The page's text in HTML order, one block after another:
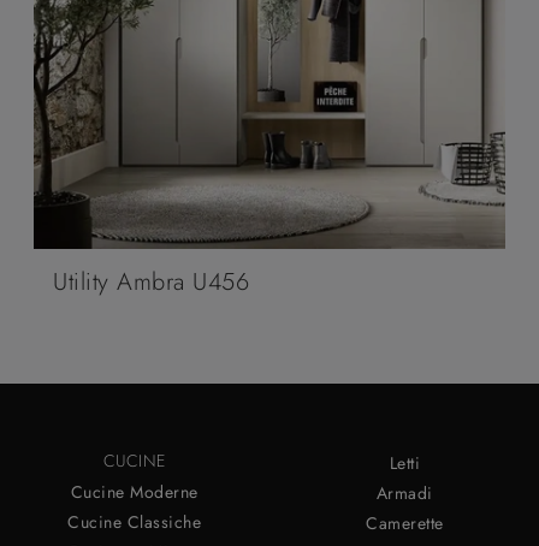
Utility Ambra U456
CUCINE
Cucine Moderne
Cucine Classiche
Letti
Armadi
Camerette